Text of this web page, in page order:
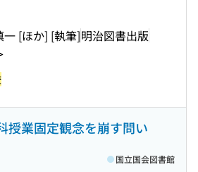
一 [ほか] [執筆]明治図書出版
授業固定観念を崩す問い
国立国会図書館